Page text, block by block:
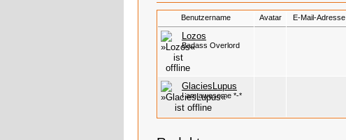
Benutzername Avatar E-Mail-Adresse
Lozos
Badass Overlord
GlaciesLupus
I am awesome *-*